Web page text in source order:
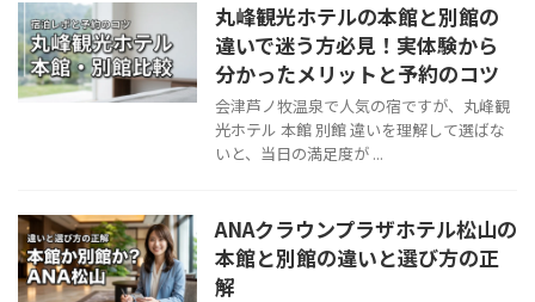
丸峰観光ホテルの本館と別館の
違いで迷う方必見！実体験から
分かったメリットと予約のコツ
会津芦ノ牧温泉で人気の宿ですが、丸峰観
光ホテル 本館 別館 違いを理解して選ばな
いと、当日の満足度が ...
ANAクラウンプラザホテル松山の
本館と別館の違いと選び方の正
解